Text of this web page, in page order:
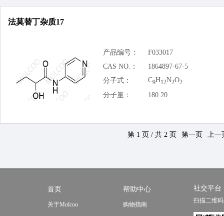
法莫替丁杂质17
产品编号：
F033017
CAS NO.：
1864897-67-5
分子式：
C9H12N2O2
分子量： 180.20
第 1 页 / 共 2 页 第一页 上一
首页
关于Molcoo
帮助中心
购物指南
社交平台
扫描二维